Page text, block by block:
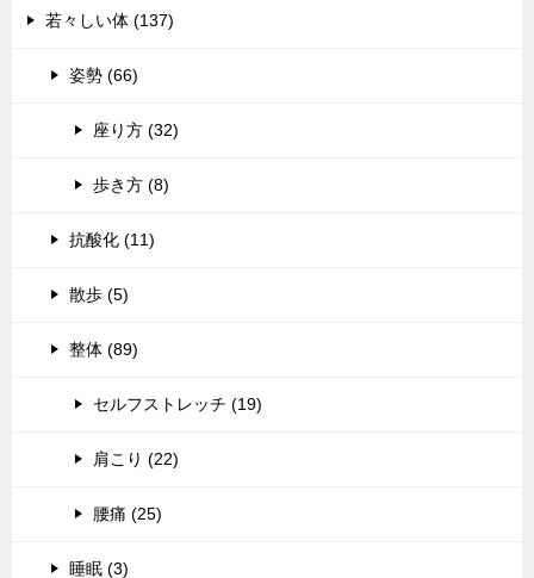
若々しい体 (137)
姿勢 (66)
座り方 (32)
歩き方 (8)
抗酸化 (11)
散歩 (5)
整体 (89)
セルフストレッチ (19)
肩こり (22)
腰痛 (25)
睡眠 (3)